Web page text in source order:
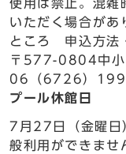
使用は禁止。混雑
いただく場合があ
ところ 申込方法
〒577-0804中
06（6726）
プール休館日
7月27日（金曜日
般利用ができませ